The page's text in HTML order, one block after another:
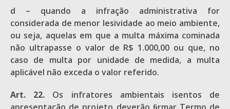
d – quando a infração administrativa for
considerada de menor lesividade ao meio ambiente,
ou seja, aquelas em que a multa máxima cominada
não ultrapasse o valor de R$ 1.000,00 ou que, no
caso de multa por unidade de medida, a multa
aplicável não exceda o valor referido.
Art. 22. Os infratores ambientais isentos de